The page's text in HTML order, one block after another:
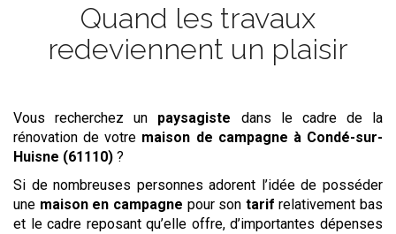
Quand les travaux
redeviennent un plaisir
Vous recherchez un paysagiste
dans le cadre de la
rénovation de votre maison de campagne à Condé-sur-
Huisne (61110) ?
Si de nombreuses personnes adorent l’idée de posséder
une maison en campagne pour son tarif relativement bas
et le cadre reposant qu’elle offre, d’importantes dépenses